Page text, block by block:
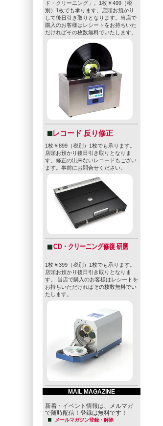
ド・クリーニング」。1枚￥499（税
別）1枚でも承ります。店頭お預かり
して後日引き取りとなります。当店で
購入のお客様はレシートをお持ちいた
だければその枚数無料でいたします。
レコード 反り修正
1枚￥899（税別）1枚でも承ります。
店頭お預かり後日引き取りとなりま
す。修正の出来ないレコードもござい
ます。事前にお問合せください。
CD・クリーニング修復 研磨
1枚￥399（税別）1枚でも承ります。
店頭お預かり後日引き取りとなりま
す。 当店で購入のお客様はレシートを
お持ちいただければその枚数無料でい
たします。
MAIL MAGAZINE
新着・イベント情報は、メルマガ
で随時配信！登録は無料です！
メールマガジン登録・解除